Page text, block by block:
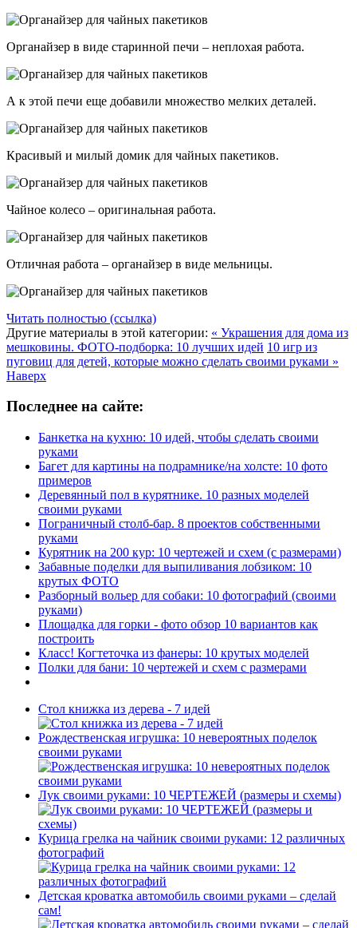
Органайзер в виде старинной печи – неплохая работа.
А к этой печи еще добавили множество мелких деталей.
Красивый и милый домик для чайных пакетиков.
Чайное колесо – оригинальная работа.
Отличная работа – органайзер в виде мельницы.
Читать полностью (ссылка)
Другие материалы в этой категории: « Украшения для дома из
мешковины. ФОТО-подборка: 10 лучших идей 10 игр из
пуговиц для детей, которые можно сделать своими руками »
Наверх
Последнее на сайте:
Банкетка на кухню: 10 идей, чтобы сделать своими
руками
Багет для картины на подрамнике/на холсте: 10 фото
примеров
Деревянный пол в курятнике. 10 разных моделей
своими руками
Пограничный столб-бар. 8 проектов собственными
руками
Курятник на 200 кур: 10 чертежей и схем (с размерами)
Забавные поделки для выпиливания лобзиком: 10
крутых ФОТО
Разборный вольер для собаки: 10 фотографий (своими
руками)
Площадка для горки - фото обзор 10 вариантов как
построить
Класс! Когтеточка из фанеры: 10 крутых моделей
Полки для бани: 10 чертежей и схем с размерами
Стол книжка из дерева - 7 идей
Рождественская игрушка: 10 невероятных поделок
своими руками
Лук своими руками: 10 ЧЕРТЕЖЕЙ (размеры и схемы)
Курица грелка на чайник своими руками: 12 различных
фотографий
Детская кроватка автомобиль своими руками – сделай
сам!